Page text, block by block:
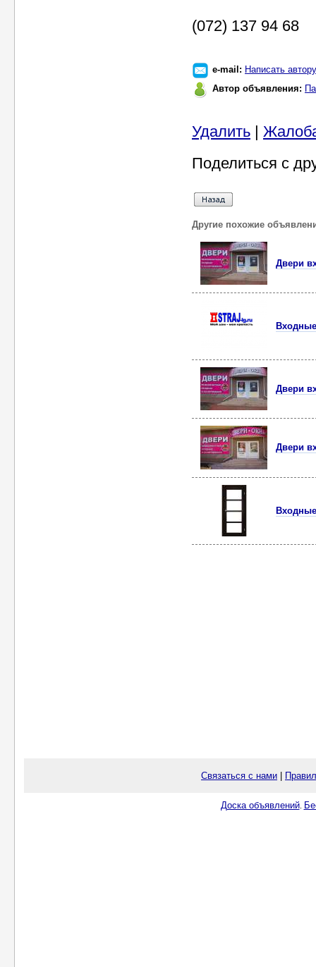
(072) 137 94 68
e-mail: Написать автору
Автор объявления:
Удалить |
Поделиться с
Другие похожие
Двери
Двери
Двери
Связаться с нами
Доска объявлений.